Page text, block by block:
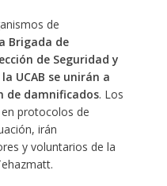
de
Brigada de
de Seguridad y
UCAB se unirán a
de damnificados. Los
protocolos de
irán
y voluntarios de la